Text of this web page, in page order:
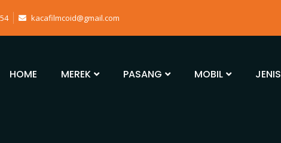
kacafilmcoid@gmail.com
HOME MEREK PASANG MOBIL JENIS